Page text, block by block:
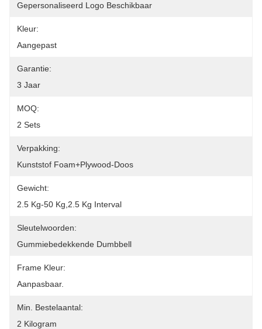
Gepersonaliseerd Logo Beschikbaar
Kleur:
Aangepast
Garantie:
3 Jaar
MOQ:
2 Sets
Verpakking:
Kunststof Foam+plywood-Doos
Gewicht:
2.5 Kg-50 Kg,2.5 Kg Interval
Sleutelwoorden:
Gummiebedekkende Dumbbell
Frame Kleur:
Aanpasbaar.
Min. Bestelaantal:
2 Kilogram